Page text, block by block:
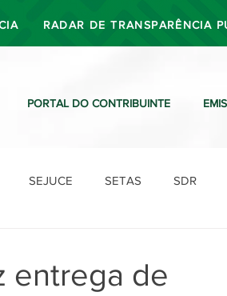
RADAR DE TRANSPARÊNCIA
PORTAL DO CONTRIBUINTE
SEJUCE SETAS SDR
entrega de